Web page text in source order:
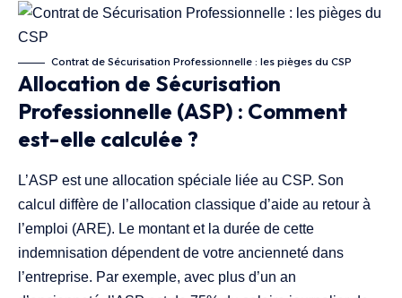
Contrat de Sécurisation Professionnelle : les pièges du CSP
Allocation de Sécurisation
Professionnelle (ASP) : Comment
est-elle calculée ?
L’ASP est une allocation spéciale liée au CSP. Son
calcul diffère de l’allocation classique d’aide au retour à
l’emploi (ARE). Le montant et la durée de cette
indemnisation dépendent de votre ancienneté dans
l’entreprise. Par exemple, avec plus d’un an